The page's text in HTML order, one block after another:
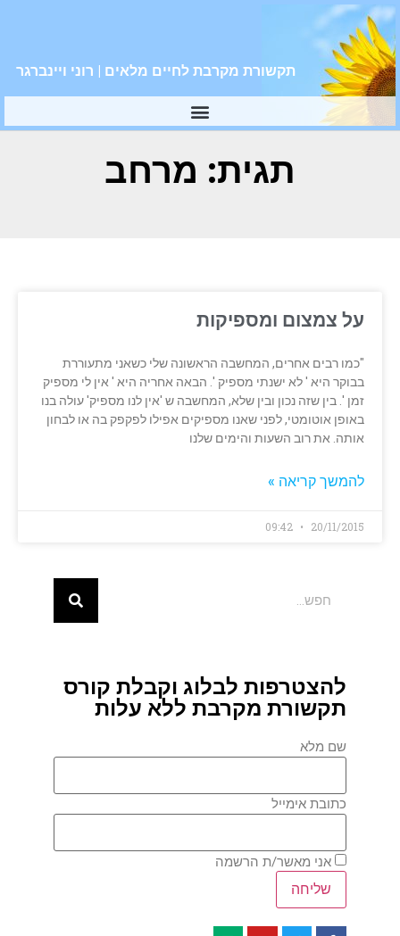
תקשורת מקרבת לחיים מלאים | רוני ויינברגר
תגית: מרחב
על צמצום ומספיקות
"כמו רבים אחרים, המחשבה הראשונה שלי כשאני מתעוררת
בבוקר היא ' לא ישנתי מספיק '. הבאה אחריה היא ' אין לי מספיק
זמן '. בין שזה נכון ובין שלא, המחשבה ש 'אין לנו מספיק' עולה בנו
באופן אוטומטי, לפני שאנו מספיקים אפילו לפקפק בה או לבחון
אותה. את רוב השעות והימים שלנו
להמשך קריאה »
20/11/2015
להצטרפות לבלוג וקבלת קורס
תקשורת מקרבת ללא עלות
שם מלא
כתובת אימייל
אני מאשר/ת הרשמה